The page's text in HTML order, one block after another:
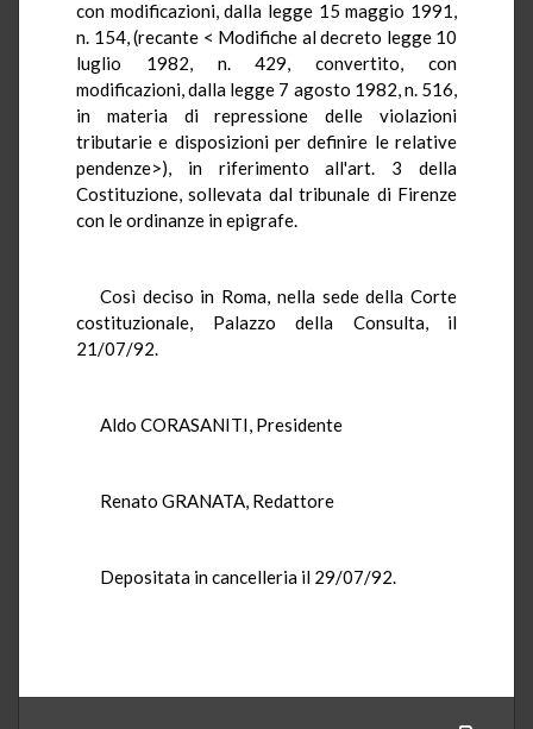
con modificazioni, dalla legge 15 maggio 1991,
n. 154, (recante < Modifiche al decreto legge 10
luglio 1982, n. 429, convertito, con
modificazioni, dalla legge 7 agosto 1982, n. 516,
in materia di repressione delle violazioni
tributarie e disposizioni per definire le relative
pendenze>), in riferimento all'art. 3 della
Costituzione, sollevata dal tribunale di Firenze
con le ordinanze in epigrafe.
Così deciso in Roma, nella sede della Corte
costituzionale, Palazzo della Consulta, il
21/07/92.
Aldo CORASANITI, Presidente
Renato GRANATA, Redattore
Depositata in cancelleria il 29/07/92.